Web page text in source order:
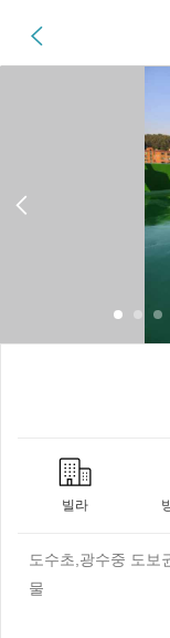
빌라
도수초,광수중 도보
물